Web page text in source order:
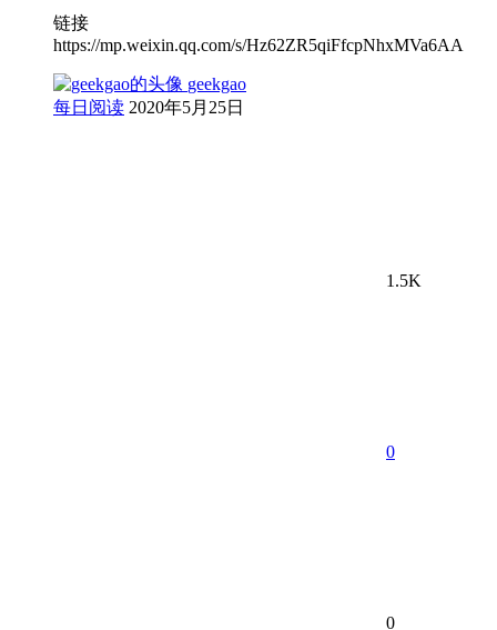
链接
https://mp.weixin.qq.com/s/Hz62ZR5qiFfcpNhxMVa6AA
geekgao
每日阅读 2020年5月25日
1.5K
0
0